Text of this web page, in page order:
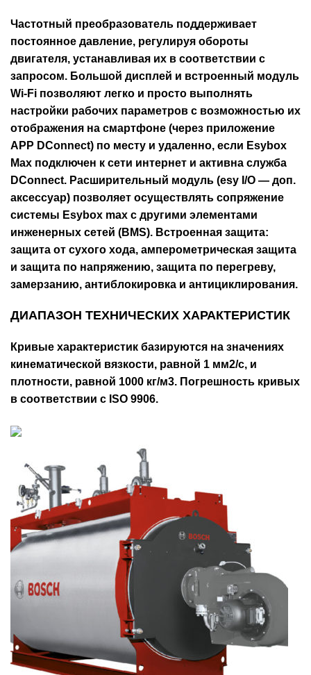
Частотный преобразователь поддерживает
постоянное давление, регулируя обороты
двигателя, устанавливая их в соответствии с
запросом. Большой дисплей и встроенный модуль
Wi-Fi позволяют легко и просто выполнять
настройки рабочих параметров с возможностью их
отображения на смартфоне (через приложение
APP DConnect) по месту и удаленно, если Esybox
Max подключен к сети интернет и активна служба
DConnect. Расширительный модуль (esy I/O — доп.
аксессуар) позволяет осуществлять сопряжение
системы Esybox max с другими элементами
инженерных сетей (BMS). Встроенная защита:
защита от сухого хода, амперометрическая защита
и защита по напряжению, защита по перегреву,
замерзанию, антиблокировка и антициклирования.
ДИАПАЗОН ТЕХНИЧЕСКИХ ХАРАКТЕРИСТИК
Кривые характеристик базируются на значениях
кинематической вязкости, равной 1 мм2/с, и
плотности, равной 1000 кг/м3. Погрешность кривых
в соответствии с ISO 9906.